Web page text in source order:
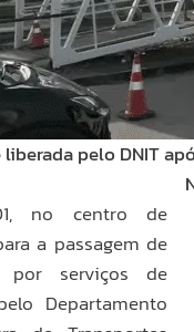
liberada pelo DNIT
no centro de
a passagem de
por serviços de
Departamento